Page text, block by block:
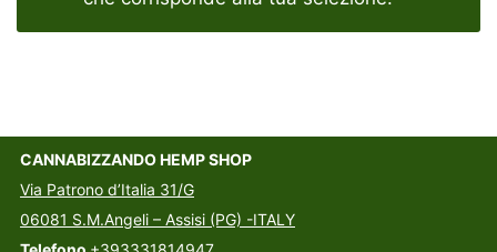
CANNABIZZANDO HEMP SHOP
Via Patrono d’Italia 31/G
06081 S.M.Angeli – Assisi (PG) -ITALY